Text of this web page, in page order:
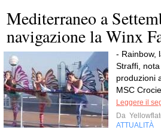
Mediterraneo a
navigazione la Winx
- Rainbow,
Straffi,
produzioni
MSC
Leggere il
Da
ATTUALITÀ